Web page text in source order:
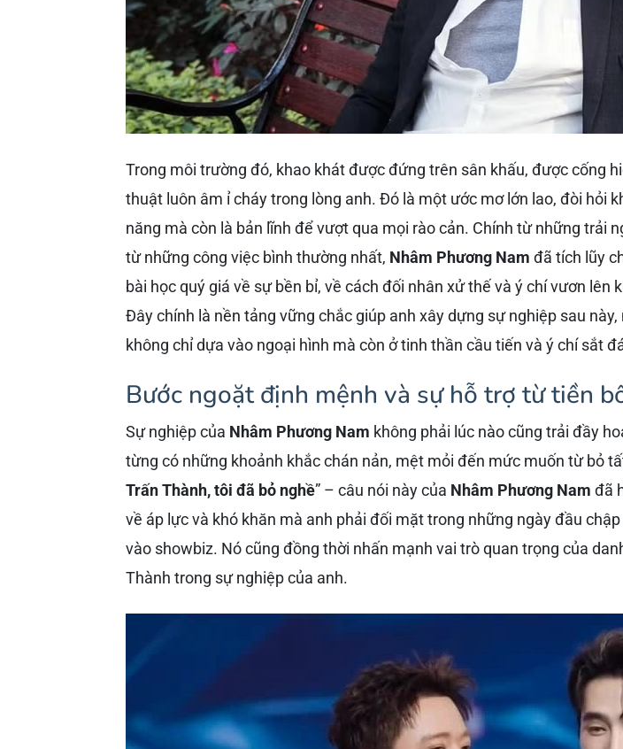
Trong môi trường đó, khao khát được đứng trên sân khấu, được cống
thuật luôn âm ỉ cháy trong lòng anh. Đó là một ước mơ lớn lao, đòi hỏi
năng mà còn là bản lĩnh để vượt qua mọi rào cản. Chính từ những trải
từ những công việc bình thường nhất, Nhâm Phương Nam đã tích lũy
bài học quý giá về sự bền bỉ, về cách đối nhân xử thế và ý chí vươn lên
Đây chính là nền tảng vững chắc giúp anh xây dựng sự nghiệp sau
không chỉ dựa vào ngoại hình mà còn ở tinh thần cầu tiến và ý chí sắt
Bước ngoặt định mệnh và sự hỗ trợ từ tiền
Sự nghiệp của Nhâm Phương Nam không phải lúc nào cũng trải đầy
từng có những khoảnh khắc chán nản, mệt mỏi đến mức muốn từ bỏ
Trấn Thành, tôi đã bỏ nghề” – câu nói này của Nhâm Phương Nam đã
về áp lực và khó khăn mà anh phải đối mặt trong những ngày đầu
vào showbiz. Nó cũng đồng thời nhấn mạnh vai trò quan trọng của
Thành trong sự nghiệp của anh.